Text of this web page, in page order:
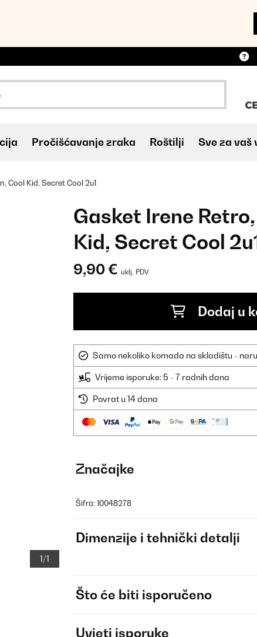
Pročišćavanje zraka Roštilji Sve za vaš
Cool Kid, Secret Cool 2u1
1/1
Gasket Irene
Kid, Secret Cool
9,90 € uklj. PDV
Dodaj u
Samo nekoliko komada na skladištu -
Vrijeme isporuke: 5 - 7 radnih dana
Povrat u 14 dana
Značajke
Šifra: 10048278
Dimenzije i tehnički detalji
Što će biti isporučeno
Uvjeti isporuke